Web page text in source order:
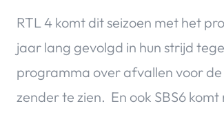
RTL 4 komt dit seizoen met het
jaar lang gevolgd in hun strijd
programma over afvallen voor de
zender te zien. En ook SBS6